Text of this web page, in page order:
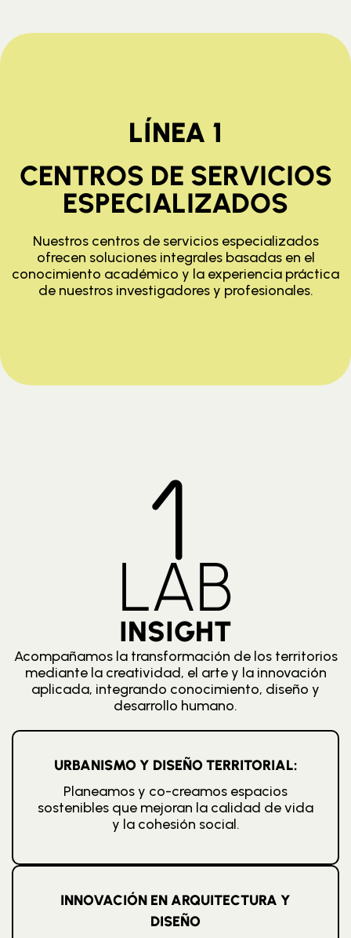
LÍNEA 1
CENTROS DE SERVICIOS
ESPECIALIZADOS
Nuestros centros de servicios especializados
ofrecen soluciones integrales basadas en el
conocimiento académico y la experiencia práctica
de nuestros investigadores y profesionales.
LAB
INSIGHT
Acompañamos la transformación de los territorios
mediante la creatividad, el arte y la innovación
aplicada, integrando conocimiento, diseño y
desarrollo humano.
URBANISMO Y DISEÑO TERRITORIAL:
Planeamos y co-creamos espacios
sostenibles que mejoran la calidad de vida
y la cohesión social.
INNOVACIÓN EN ARQUITECTURA Y
DISEÑO